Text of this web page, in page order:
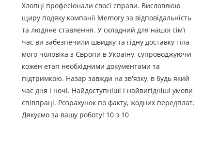
Хлопці професіонали своєї справи. Висловлюю
щиру подяку компанії Memory за відповідальність
та людяне ставлення. У складний для нашої сім’ї
час ви забезпечили швидку та гідну доставку тіла
мого чоловіка з Європи в Україну, супроводжуючи
кожен етап необхідними документами та
підтримкою. Назар завжди на зв'язку, в будь який
час дня і ночі. Найдоступніші і найвигідніші умови
співпраці. Розрахунок по факту, жодних передплат.
Дякуємо за вашу роботу! 10 з 10